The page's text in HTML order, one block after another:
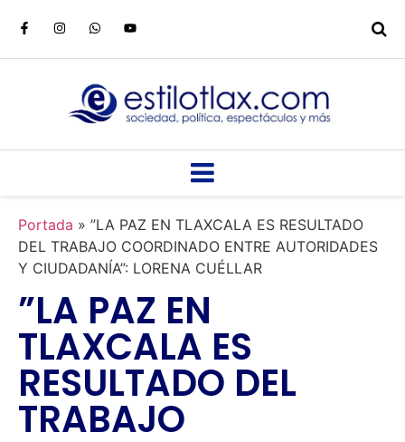
Portada » ”LA PAZ EN TLAXCALA ES RESULTADO
DEL TRABAJO COORDINADO ENTRE AUTORIDADES
Y CIUDADANÍA”: LORENA CUÉLLAR
”LA PAZ EN
TLAXCALA ES
RESULTADO DEL
TRABAJO